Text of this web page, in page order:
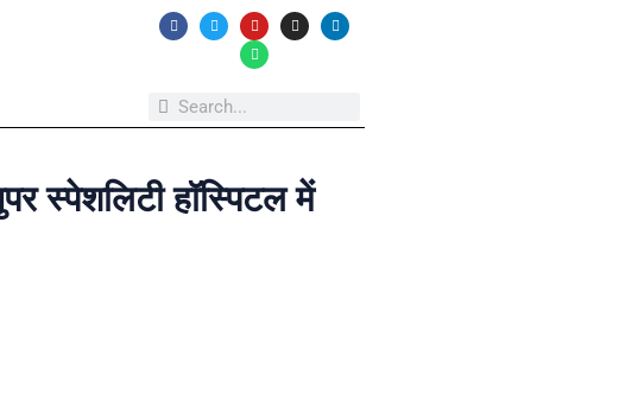
स्पेशलिटी हॉस्पिटल में